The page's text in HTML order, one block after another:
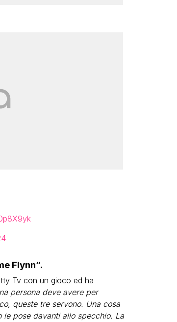
Flynn”.
Tv con un gioco ed ha
persona deve avere per
queste tre servono. Una cosa
pose davanti allo specchio. La